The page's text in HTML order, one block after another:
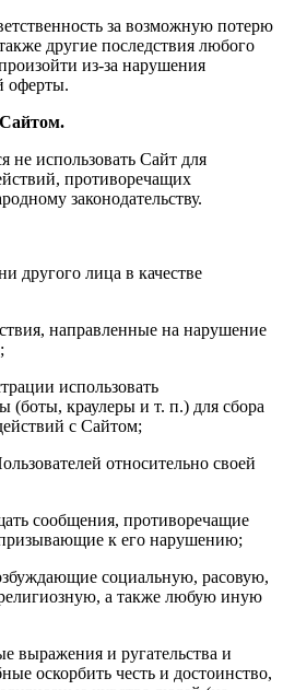
за возможную потерю
другие последствия любого
из-за нарушения
оферты.
не использовать Сайт для
противоречащих
законодательству.
другого лица в качестве
направленные на нарушение
использовать
(боты, краулеры и т. п.) для сбора
с Сайтом;
относительно своей
сообщения, противоречащие
к его нарушению;
социальную, расовую,
а также любую иную
выражения и ругательства и
оскорбить честь и достоинство,